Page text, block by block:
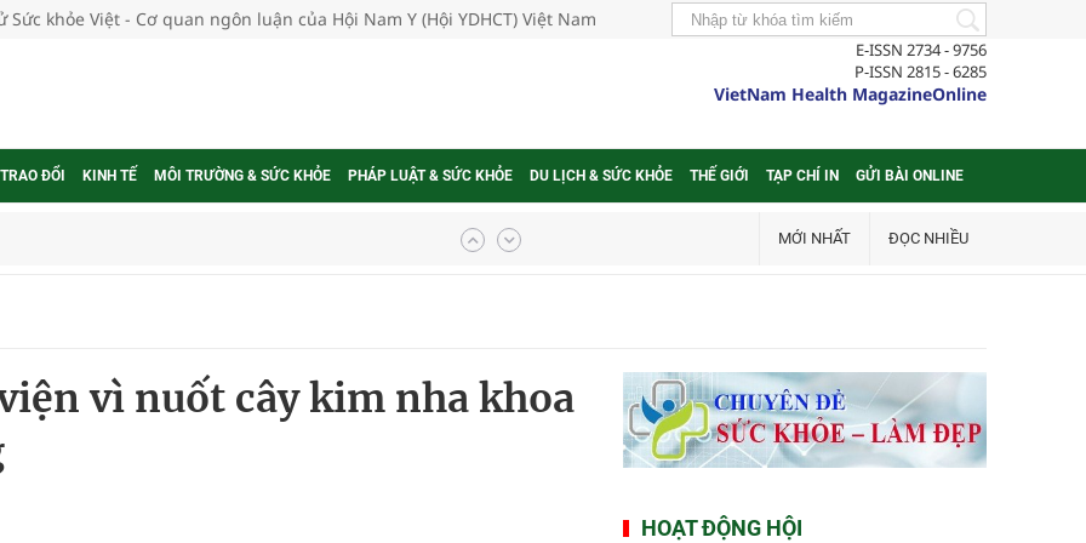
Sức khỏe Việt - Cơ quan ngôn luận của Hội Nam Y (Hội YDHCT) Việt Nam
E-ISSN 2734 - 9756
P-ISSN 2815 - 6285
VietNam Health MagazineOnline
ĐỔI KINH TẾ MÔI TRƯỜNG & SỨC KHỎE PHÁP LUẬT & SỨC KHỎE DU LỊCH & SỨC KHỎE THẾ GIỚI TẠP CHÍ IN GỬI BÀI ONLINE
thuốc
khám sàng lọc cho người dân
cực hiệu quả
gia
MỚI NHẤT ĐỌC NHIỀU
vì nuốt cây kim nha khoa
HOẠT ĐỘNG HỘI